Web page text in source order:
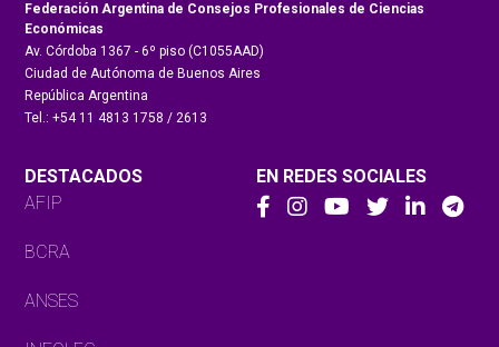
Federación Argentina de Consejos Profesionales de Ciencias
Económicas
Av. Córdoba 1367 - 6º piso (C1055AAD)
Ciudad de Autónoma de Buenos Aires
República Argentina
Tel.: +54 11 4813 1758 / 2613
DESTACADOS
AFIP
BCRA
ANSES
EN REDES SOCIALES